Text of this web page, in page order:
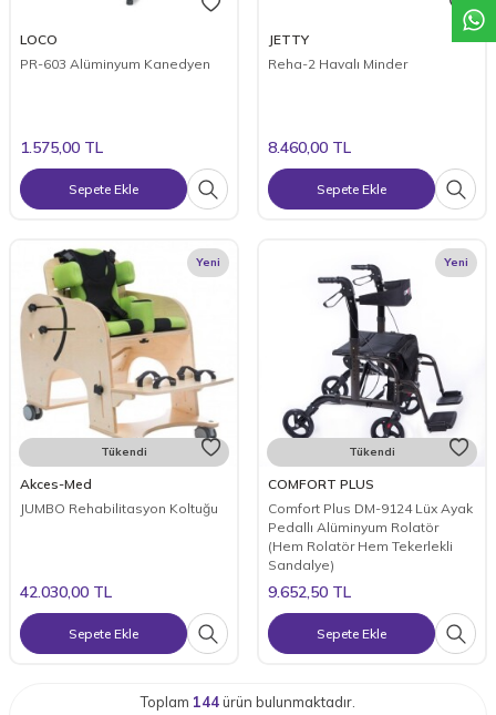
LOCO
PR-603 Alüminyum Kanedyen
1.575,00 TL
Sepete Ekle
JETTY
Reha-2 Havalı Minder
8.460,00 TL
Sepete Ekle
Yeni
Tükendi
Akces-Med
JUMBO Rehabilitasyon Koltuğu
42.030,00 TL
Sepete Ekle
Yeni
Tükendi
COMFORT PLUS
Comfort Plus DM-9124 Lüx Ayak
Pedallı Alüminyum Rolatör
(Hem Rolatör Hem Tekerlekli
Sandalye)
9.652,50 TL
Sepete Ekle
Toplam 144ürün bulunmaktadır.